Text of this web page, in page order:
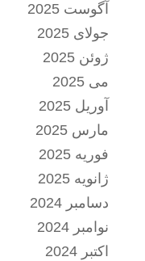
آگوست 2025
جولای 2025
ژوئن 2025
می 2025
آوریل 2025
مارس 2025
فوریه 2025
ژانویه 2025
دسامبر 2024
نوامبر 2024
اکتبر 2024